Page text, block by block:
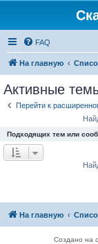
FAQ
На главную
Активные
Перейти к
Подходящих тем или
На главную
Создано на